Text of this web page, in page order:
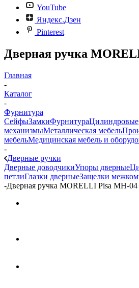
YouTube
Яндекс.Дзен
Pinterest
Дверная ручка
Главная
-
Каталог
-
Фурнитура
СейфыЗамкиФурнитураЦилиндровые
механизмыМеталлическая мебель
мебельМедицинская мебель и
-
Дверные ручки
Дверные доводчикиУпоры дверные
петлиГлазки дверныеЗащелки
-Дверная ручка MORELLI Pisa MH-04